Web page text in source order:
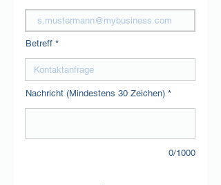
Betreff
Nachricht (Mindestens 30 Zeichen)
0/1000